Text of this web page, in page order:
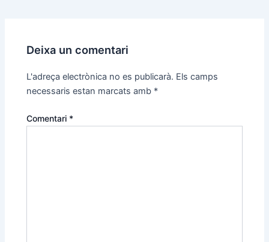
Deixa un comentari
L'adreça electrònica no es publicarà. Els camps
necessaris estan marcats amb *
Comentari *